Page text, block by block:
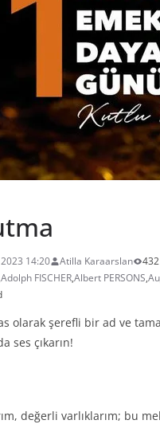
2023 14:20 Atilla Karaarslan
Adolph FISCHER,Albert PERSONS,
olarak şerefli bir ad ve
ses çıkarın!
değerli varlıklarım; bu